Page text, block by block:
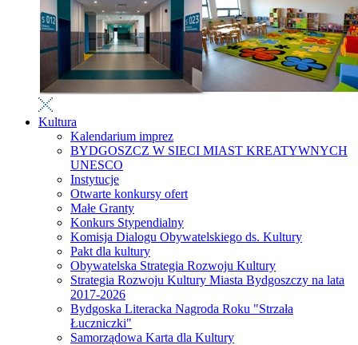
Kultura
Kalendarium imprez
BYDGOSZCZ W SIECI MIAST KREATYWNYCH
UNESCO
Instytucje
Otwarte konkursy ofert
Małe Granty
Konkurs Stypendialny
Komisja Dialogu Obywatelskiego ds. Kultury
Pakt dla kultury
Obywatelska Strategia Rozwoju Kultury
Strategia Rozwoju Kultury Miasta Bydgoszczy na lata
2017-2026
Bydgoska Literacka Nagroda Roku "Strzała
Łuczniczki"
Samorządowa Karta dla Kultury